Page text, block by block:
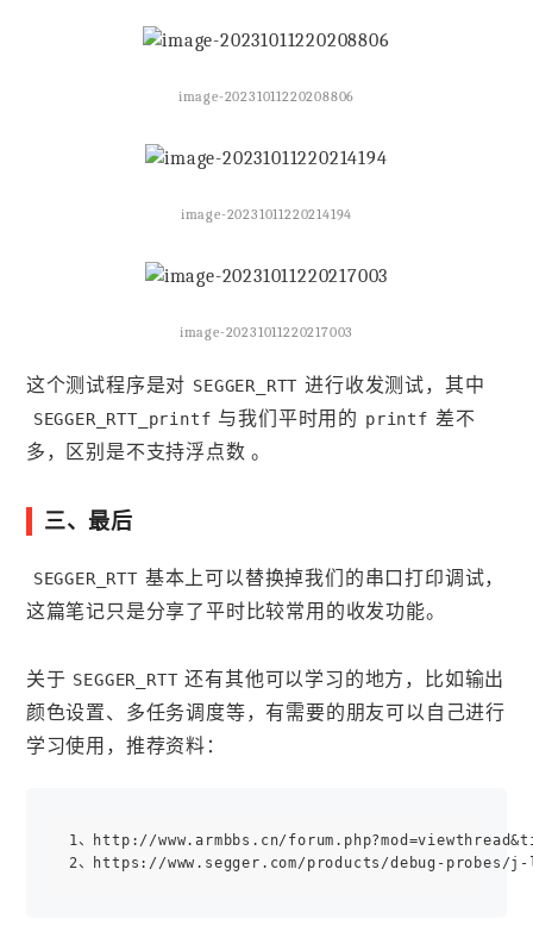
image-20231011220208806
image-20231011220214194
image-20231011220217003
这个测试程序是对 SEGGER_RTT 进行收发测试，其中
SEGGER_RTT_printf 与我们平时用的 printf 差不
多，区别是不支持浮点数 。
三、最后
SEGGER_RTT 基本上可以替换掉我们的串口打印调试，
这篇笔记只是分享了平时比较常用的收发功能。
关于 SEGGER_RTT 还有其他可以学习的地方，比如输出
颜色设置、多任务调度等，有需要的朋友可以自己进行
学习使用，推荐资料：
1、http://www.armbbs.cn/